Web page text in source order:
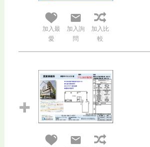
加入最
愛
加入詢
問
加入比
較